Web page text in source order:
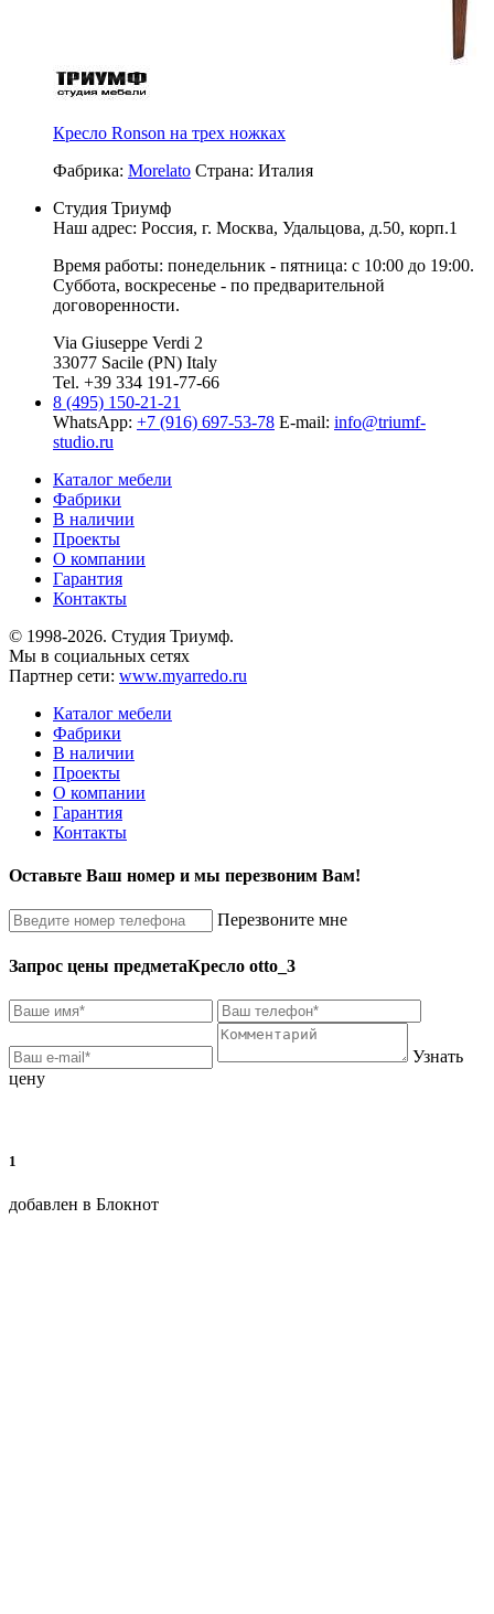
Кресло Ronson на трех ножках
Фабрика: Morelato Страна: Италия
Студия Триумф
Наш адрес: Россия, г. Москва, Удальцова, д.50, корп.1
Время работы: понедельник - пятница: с 10:00 до 19:00.
Суббота, воскресенье - по предварительной
договоренности.
Via Giuseppe Verdi 2
33077 Sacile (PN) Italy
Tel. +39 334 191-77-66
8 (495) 150-21-21
WhatsApp: +7 (916) 697-53-78 E-mail: info@triumf-
studio.ru
Каталог мебели
Фабрики
В наличии
Проекты
О компании
Гарантия
Контакты
© 1998-2026. Студия Триумф.
Мы в социальных сетях
Партнер сети: www.myarredo.ru
Каталог мебели
Фабрики
В наличии
Проекты
О компании
Гарантия
Контакты
Оставьте Ваш номер и мы перезвоним Вам!
Перезвоните мне
Запрос цены предметаКресло otto_3
Узнать
цену
1
добавлен в Блокнот